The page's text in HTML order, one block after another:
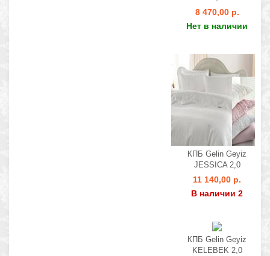
8 470,00 р.
Нет в наличии
КПБ Gelin Geyiz
JESSICA 2,0
11 140,00 р.
В наличии 2
КПБ Gelin Geyiz
KELEBEK 2,0